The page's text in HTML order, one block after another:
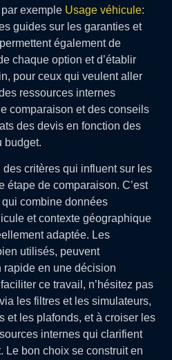
exemple Usage véhicule:
guides sur les garanties et
également de
chaque option et d’établir
pour ceux qui veulent aller
ressources internes
comparaison et des conseils
des devis en fonction des
budget.
des critères qui influent sur les
étape de comparaison. C’est
combine données
et contexte géographique
adaptée. Les
utilisés, peuvent
rapide en une décision
ce travail, n’hésitez pas
les filtres et les simulateurs,
et les plafonds, et à croiser les
internes qui clarifient
Le bon choix se construit en